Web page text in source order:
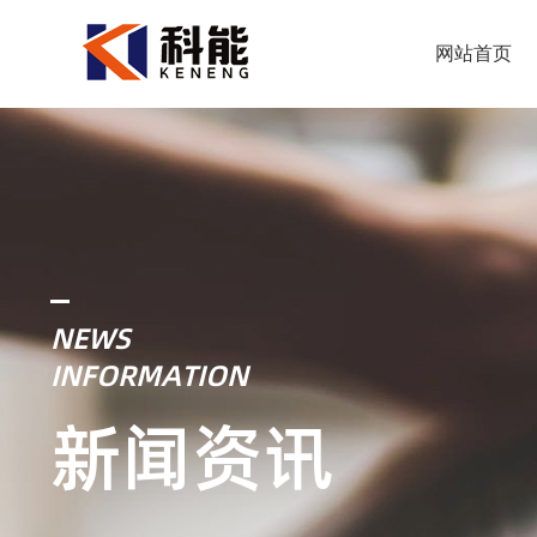
网站首页
NEWS
INFORMATION
新闻资讯